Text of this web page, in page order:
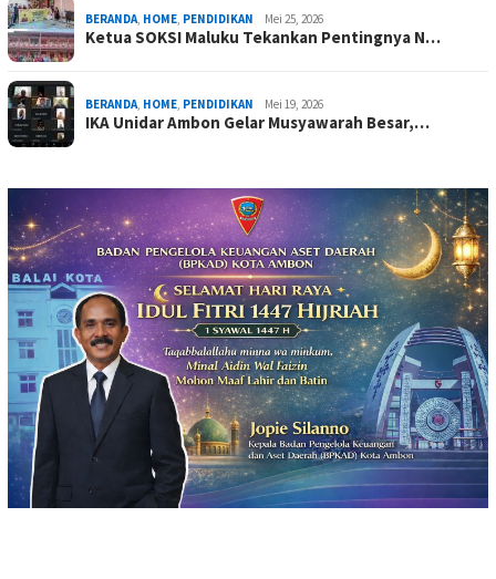
BERANDA, HOME, PENDIDIKAN Mei 25, 2026
Ketua SOKSI Maluku Tekankan Pentingnya N…
BERANDA, HOME, PENDIDIKAN Mei 19, 2026
IKA Unidar Ambon Gelar Musyawarah Besar,…